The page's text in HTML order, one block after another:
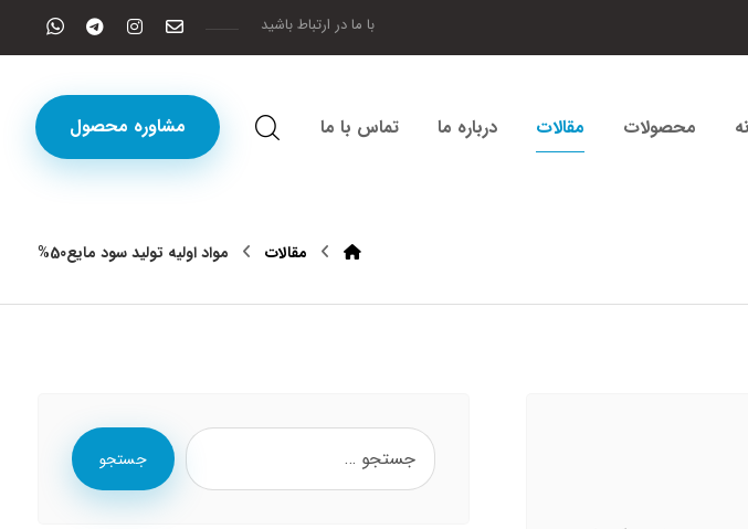
با ما در ارتباط باشید
مشاوره محصول محصولات مقالات درباره ما تماس با ما
مقالات مواد اولیه تولید سود مایع50%
جستجو